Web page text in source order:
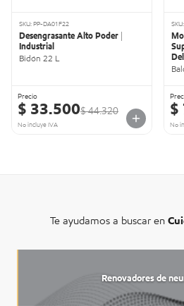
SKU: PP-DA01F22
Desengrasante Alto Poder |
Industrial
Bidón 22 L
Precio
$ 33.500$ 44.320
No incluye IVA
$
No
Te ayudamos a buscar en
Renovadores de